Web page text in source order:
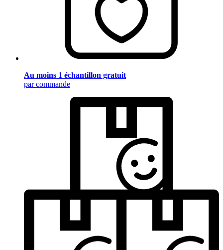
Au moins 1 échantillon gratuit
par commande